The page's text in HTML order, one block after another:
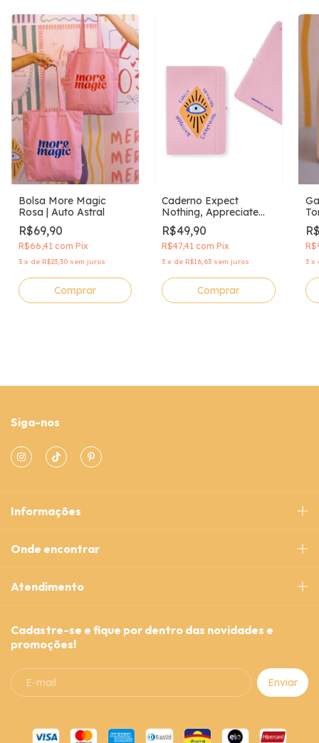
Bolsa More Magic
Rosa | Auto Astral
R$69,90
R$66,41 com Pix
3 x de R$23,30 sem juros
Comprar
Caderno Expect
Nothing, Appreciate
Everything | Auto Astral
R$49,90
R$47,41com Pix
3 x de R$16,63 sem juros 3 x
Siga-nos
Informações
Onde encontrar
Atendimento
Cadastre-se e fique por dentro das novidades e
promoções!